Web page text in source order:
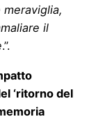
il
.”.
‘ritorno del